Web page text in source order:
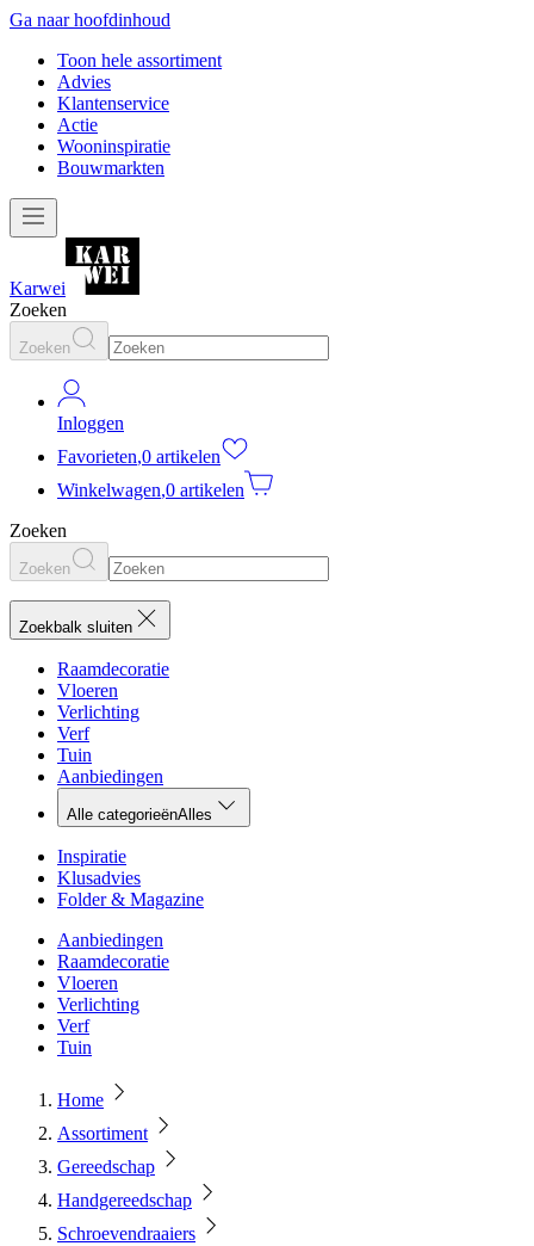
Ga naar hoofdinhoud
Toon hele assortiment
Advies
Klantenservice
Actie
Wooninspiratie
Bouwmarkten
Karwei
Zoeken
Zoeken
Inloggen
Favorieten,0 artikelen
Winkelwagen,0 artikelen
Zoeken
Zoeken
Zoekbalk sluiten
Raamdecoratie
Vloeren
Verlichting
Verf
Tuin
Aanbiedingen
Alle categorieënAlles
Inspiratie
Klusadvies
Folder & Magazine
Aanbiedingen
Raamdecoratie
Vloeren
Verlichting
Verf
Tuin
Home
Assortiment
Gereedschap
Handgereedschap
Schroevendraaiers